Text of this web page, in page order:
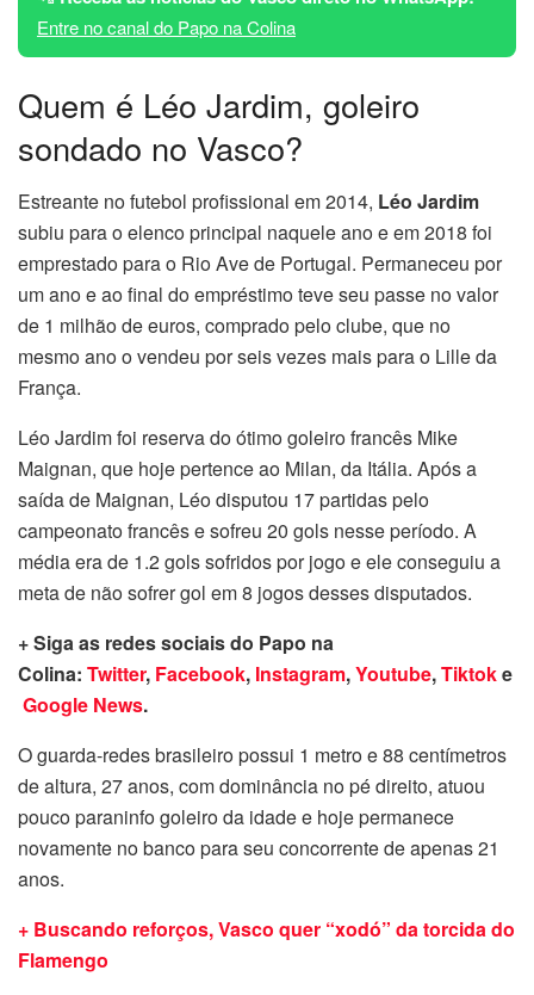
Entre no canal do Papo na Colina
Quem é Léo Jardim, goleiro
sondado no Vasco?
Estreante no futebol profissional em 2014, Léo Jardim
subiu para o elenco principal naquele ano e em 2018 foi
emprestado para o Rio Ave de Portugal. Permaneceu por
um ano e ao final do empréstimo teve seu passe no valor
de 1 milhão de euros, comprado pelo clube, que no
mesmo ano o vendeu por seis vezes mais para o Lille da
França.
Léo Jardim foi reserva do ótimo goleiro francês Mike
Maignan, que hoje pertence ao Milan, da Itália. Após a
saída de Maignan, Léo disputou 17 partidas pelo
campeonato francês e sofreu 20 gols nesse período. A
média era de 1.2 gols sofridos por jogo e ele conseguiu a
meta de não sofrer gol em 8 jogos desses disputados.
+ Siga as redes sociais do Papo na
Colina: Twitter, Facebook, Instagram,Youtube,Tiktoke
Google News.
O guarda-redes brasileiro possui 1 metro e 88 centímetros
de altura, 27 anos, com dominância no pé direito, atuou
pouco paraninfo goleiro da idade e hoje permanece
novamente no banco para seu concorrente de apenas 21
anos.
+ Buscando reforços, Vasco quer “xodó” da torcida do
Flamengo